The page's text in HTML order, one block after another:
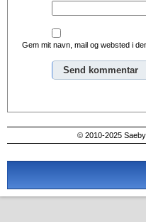
Gem mit navn, mail og websted i
© 2010-2025